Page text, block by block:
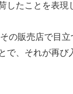
したことを表現
の販売店で目
で、それが再び